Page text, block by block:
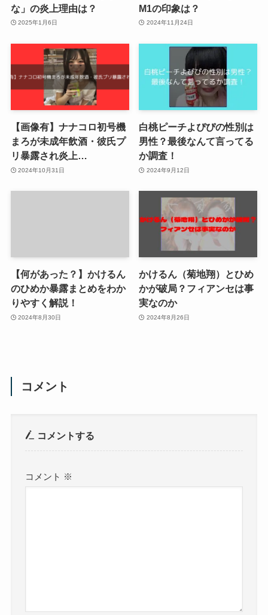
な」の炎上理由は？
2025年1月6日
M1の印象は？
2024年11月24日
【画像有】ナナコロ初号機
まろが未成年飲酒・彼氏プ
リ暴露され炎上…
2024年10月31日
白桃ピーチよぴぴの性別は
男性？最後なんて言ってる
か調査！
2024年9月12日
【何があった？】かけるん
のひめか暴露まとめをわか
りやすく解説！
2024年8月30日
かけるん（菊地翔）とひめ
かが破局？フィアンセは事
実なのか
2024年8月26日
コメント
コメントする
コメント ※